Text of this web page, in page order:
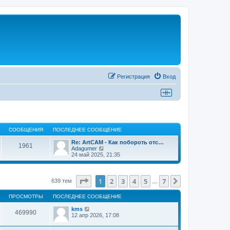
Вход
Регистрация
СООБЩЕНИЯ ПОСЛЕДНЕЕ СООБЩЕНИЕ
1961
Re: ArtCAM - Как побороть отс…
Adagumer
е
р
к
п
о
л
д
24 май 2025, 21:35
639 тем Страница1 из
1 2 3 4 5 7
ПРОСМОТРЫ ПОСЛЕДНЕЕ СООБЩЕНИЕ
469990
kms
12 апр 2026, 17:08